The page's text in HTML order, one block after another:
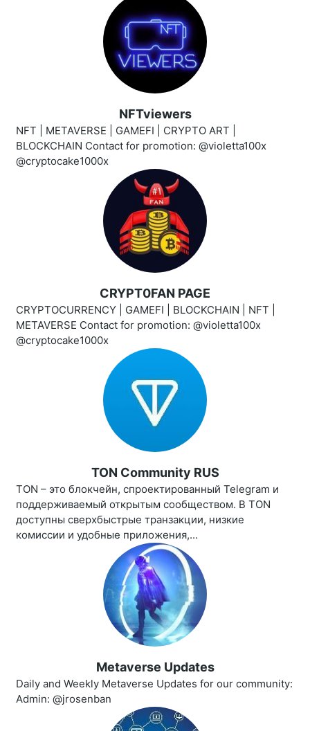
NFTviewers
NFT | METAVERSE | GAMEFI | CRYPTO ART |
BLOCKCHAIN Contact for promotion: @violetta100x
@cryptocake1000x
CRYPT0FAN PAGE
CRYPTOCURRENCY | GAMEFI | BLOCKCHAIN | NFT |
METAVERSE Contact for promotion: @violetta100x
@cryptocake1000x
TON Community RUS
TON – это блокчейн, спроектированный Telegram и
поддерживаемый открытым сообществом. В TON
доступны сверхбыстрые транзакции, низкие
комиссии и удобные приложения,...
Metaverse Updates
Daily and Weekly Metaverse Updates for our community:
Admin: @jrosenban